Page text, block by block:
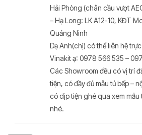
Hải Phòng (chân cầu vượt
– Hạ Long: LK A12-10, KĐT
Quảng Ninh
Dạ Anh(chị) có thể liên hệ
Vinakit ạ: 0978 566 535 –
Các Showroom đều có vị trí
tiện, có đầy đủ mẫu tủ bếp –
có dịp tiện ghé qua xem
nhé.